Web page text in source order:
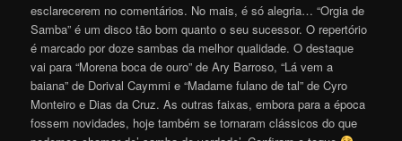
esclarecerem no comentários. No mais, é só alegria… “Orgia de
Samba” é um disco tão bom quanto o seu sucessor. O repertório
é marcado por doze sambas da melhor qualidade. O destaque
vai para “Morena boca de ouro” de Ary Barroso, “Lá vem a
baiana” de Dorival Caymmi e “Madame fulano de tal” de Cyro
Monteiro e Dias da Cruz. As outras faixas, embora para a época
fossem novidades, hoje também se tornaram clássicos do que